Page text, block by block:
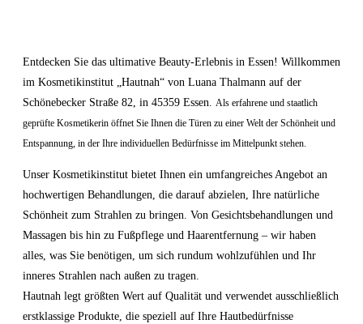
Entdecken Sie das ultimative Beauty-Erlebnis in Essen! Willkommen
im Kosmetikinstitut „Hautnah“ von Luana Thalmann auf der
Schönebecker Straße 82, in 45359 Essen. Als erfahrene und staatlich
geprüfte Kosmetikerin öffnet Sie Ihnen die Türen zu einer Welt der Schönheit und
Entspannung, in der Ihre individuellen Bedürfnisse im Mittelpunkt stehen.
Unser Kosmetikinstitut bietet Ihnen ein umfangreiches Angebot an
hochwertigen Behandlungen, die darauf abzielen, Ihre natürliche
Schönheit zum Strahlen zu bringen. Von Gesichtsbehandlungen und
Massagen bis hin zu Fußpflege und Haarentfernung – wir haben
alles, was Sie benötigen, um sich rundum wohlzufühlen und Ihr
inneres Strahlen nach außen zu tragen.
Hautnah legt größten Wert auf Qualität und verwendet ausschließlich
erstklassige Produkte, die speziell auf Ihre Hautbedürfnisse